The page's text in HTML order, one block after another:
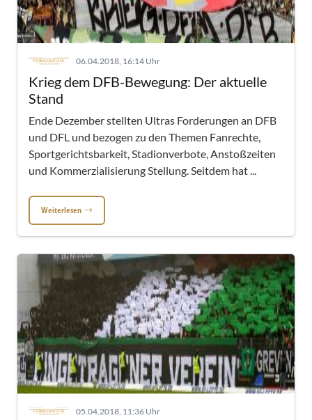
06.04.2018, 16:14 Uhr
Krieg dem DFB-Bewegung: Der aktuelle
Stand
Ende Dezember stellten Ultras Forderungen an DFB
und DFL und bezogen zu den Themen Fanrechte,
Sportgerichtsbarkeit, Stadionverbote, Anstoßzeiten
und Kommerzialisierung Stellung. Seitdem hat ...
Weiterlesen
05.04.2018, 11:36 Uhr